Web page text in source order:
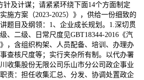
针及计谋；请紧紧环绕下面14个方面制定
施方案（2023-2025）》，供给一份细致的
题目及纲领：1、企业成长规划。1.深切贯
、二级、日常尺度见GBT18344-2016《汽
，含组织构架、人员配备、培训、办理办
查核尺度等；实行夹杂所有制。以代办署
收集股份无限公司乐山市分公司政企事业
责：担任收集汇总、分发、协调处置政企